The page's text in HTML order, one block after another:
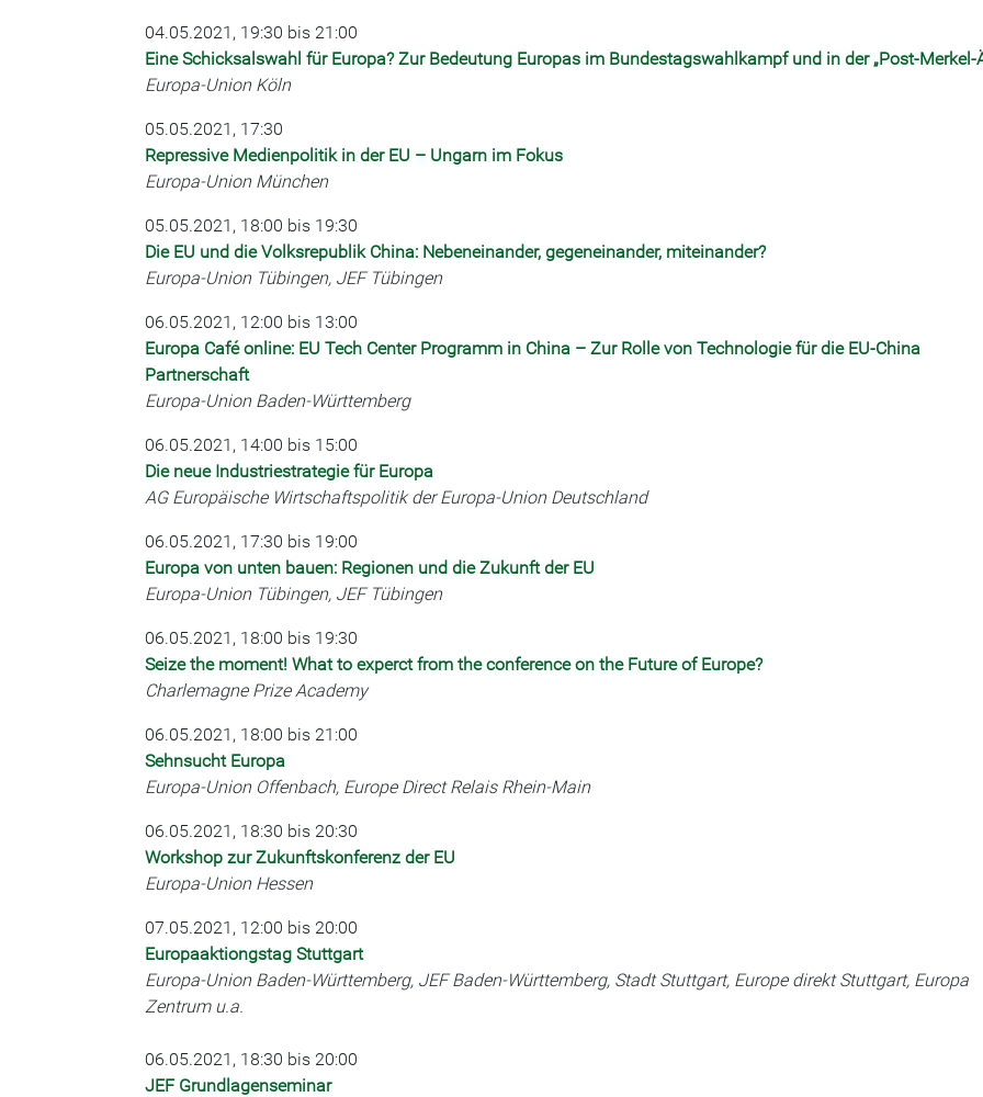
04.05.2021, 19:30 bis 21:00
Eine Schicksalswahl für Europa? Zur Bedeutung Europas im Bundestagswahlkampf und in der „Post-Merkel-
Europa-Union Köln
05.05.2021, 17:30
Repressive Medienpolitik in der EU – Ungarn im Fokus
Europa-Union München
05.05.2021, 18:00 bis 19:30
Die EU und die Volksrepublik China: Nebeneinander, gegeneinander, miteinander?
Europa-Union Tübingen, JEF Tübingen
06.05.2021, 12:00 bis 13:00
Europa Café online: EU Tech Center Programm in China – Zur Rolle von Technologie für die EU-China
Partnerschaft
Europa-Union Baden-Württemberg
06.05.2021, 14:00 bis 15:00
Die neue Industriestrategie für Europa
AG Europäische Wirtschaftspolitik der Europa-Union Deutschland
06.05.2021, 17:30 bis 19:00
Europa von unten bauen: Regionen und die Zukunft der EU
Europa-Union Tübingen, JEF Tübingen
06.05.2021, 18:00 bis 19:30
Seize the moment! What to experct from the conference on the Future of Europe?
Charlemagne Prize Academy
06.05.2021, 18:00 bis 21:00
Sehnsucht Europa
Europa-Union Offenbach, Europe Direct Relais Rhein-Main
06.05.2021, 18:30 bis 20:30
Workshop zur Zukunftskonferenz der EU
Europa-Union Hessen
07.05.2021, 12:00 bis 20:00
Europaaktiongstag Stuttgart
Europa-Union Baden-Württemberg, JEF Baden-Württemberg, Stadt Stuttgart, Europe direkt Stuttgart, Europa
Zentrum u.a.
06.05.2021, 18:30 bis 20:00
JEF Grundlagenseminar